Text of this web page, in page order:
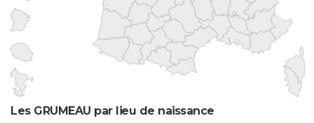
Les GRUMEAU par lieu de naissance